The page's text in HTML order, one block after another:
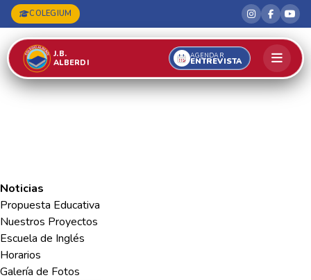
COLEGIUM
J.B.
ALBERDI
AGENDAR
ENTREVISTA
Noticias
Propuesta Educativa
Nuestros Proyectos
Escuela de Inglés
Horarios
Galería de Fotos